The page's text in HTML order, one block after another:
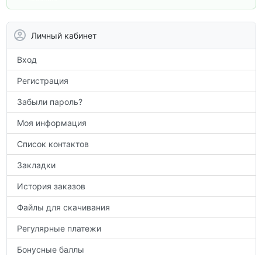
по предметам.
Личный кабинет
Вход
Регистрация
Забыли пароль?
Моя информация
Список контактов
Закладки
История заказов
Файлы для скачивания
Регулярные платежи
Бонусные баллы